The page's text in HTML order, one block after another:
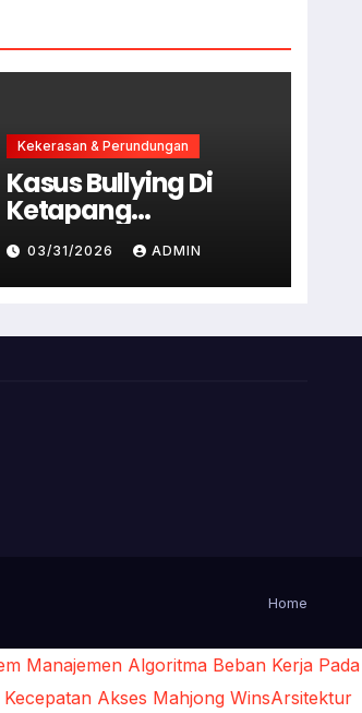
Kekerasan & Perundungan
Kasus Bullying Di
Ketapang
Terbongkar, Tiga
Anak Diduga Terlibat
Kini Jadi Tersangka
03/31/2026 ADMIN
Home
Manajemen Algoritma Beban Kerja Pada
Akses Mahjong WinsArsitektur